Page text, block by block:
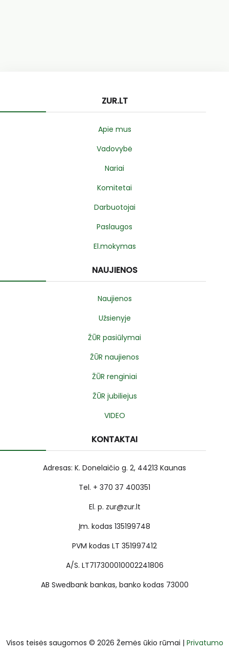
ZUR.LT
Apie mus
Vadovybė
Nariai
Komitetai
Darbuotojai
Paslaugos
El.mokymas
NAUJIENOS
Naujienos
Užsienyje
ŽŪR pasiūlymai
ŽŪR naujienos
ŽŪR renginiai
ŽŪR jubiliejus
VIDEO
KONTAKTAI
Adresas: K. Donelaičio g. 2, 44213 Kaunas
Tel. + 370 37 400351
El. p. zur@zur.lt
Įm. kodas 135199748
PVM kodas LT 351997412
A/S. LT717300010002241806
AB Swedbank bankas, banko kodas 73000
Visos teisės saugomos © 2026 Žemės ūkio rūmai | Privatumo